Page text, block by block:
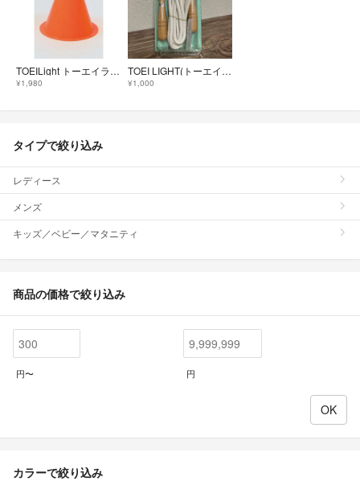
TOEILight トーエイライト コーナーポイント オレンジ ソフトコーン
¥1,980
TOEI LIGHT(トーエイライト) ジャンプロープ
¥1,000
タイプで絞り込み
レディース
メンズ
キッズ／ベビー／マタニティ
商品の価格で絞り込み
円〜 円
カラーで絞り込み